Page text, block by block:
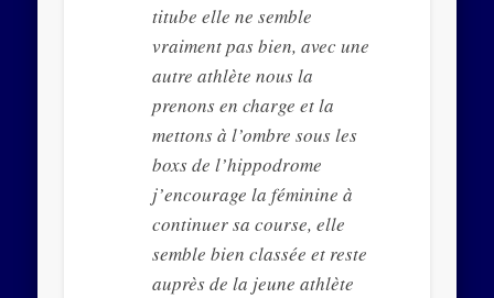
titube elle ne semble
vraiment pas bien, avec une
autre athlète nous la
prenons en charge et la
mettons à l’ombre sous les
boxs de l’hippodrome
j’encourage la féminine à
continuer sa course, elle
semble bien classée et reste
auprès de la jeune athlète